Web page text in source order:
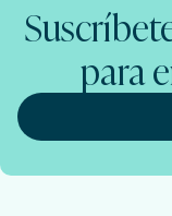
para